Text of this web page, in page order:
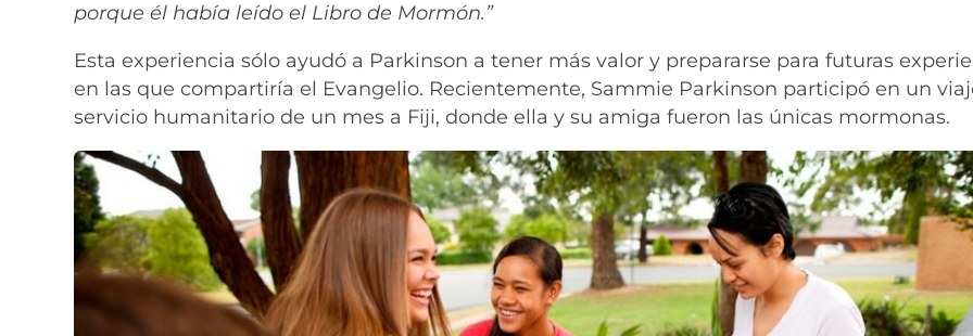
porque él había leído el Libro de Mormón.”
Esta experiencia sólo ayudó a Parkinson a tener más valor y prepararse para futuras
en las que compartiría el Evangelio. Recientemente, Sammie Parkinson participó en un
servicio humanitario de un mes a Fiji, donde ella y su amiga fueron las únicas mormonas.